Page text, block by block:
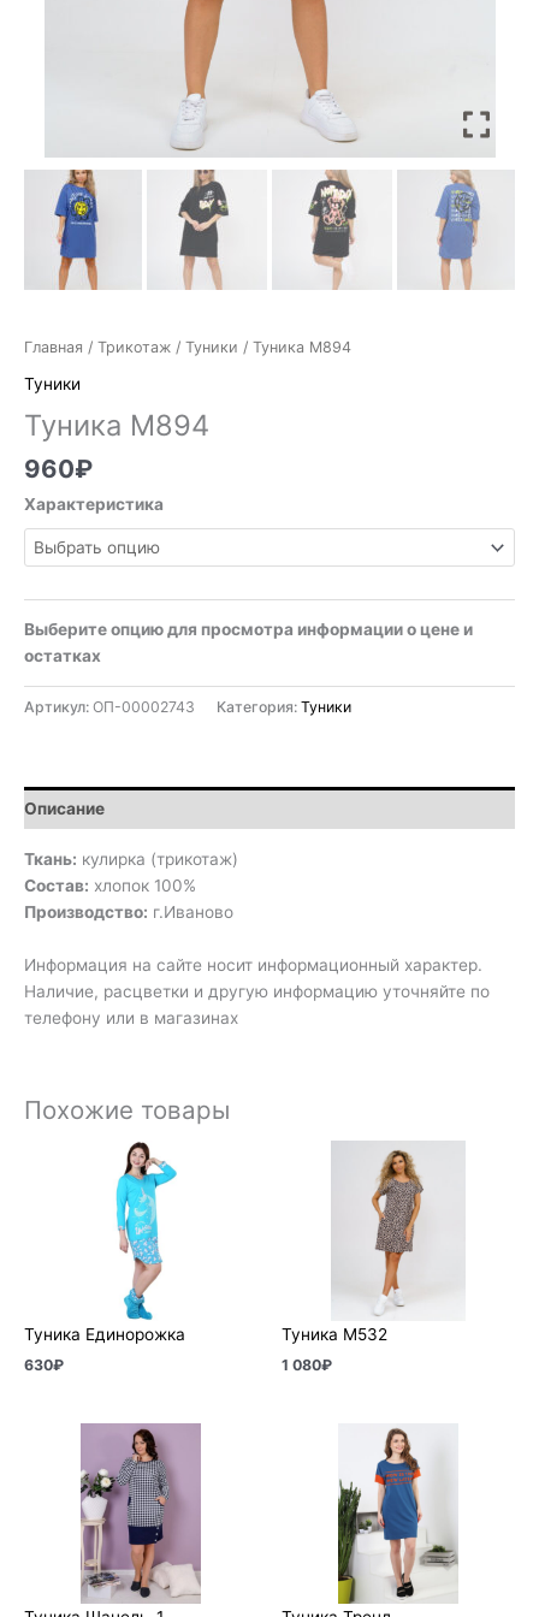
Главная / Трикотаж / Туники / Туника М894
Туники
Туника М894
960₽
Характеристика
Выберите опцию для просмотра информации о цене и
остатках
Артикул: ОП-00002743 Категория: Туники
Описание
Ткань: кулирка (трикотаж)
Состав: хлопок 100%
Производство: г.Иваново
Информация на сайте носит информационный характер.
Наличие, расцветки и другую информацию уточняйте по
телефону или в магазинах
Похожие товары
Туника Единорожка
630₽
Туника М532
1 080₽